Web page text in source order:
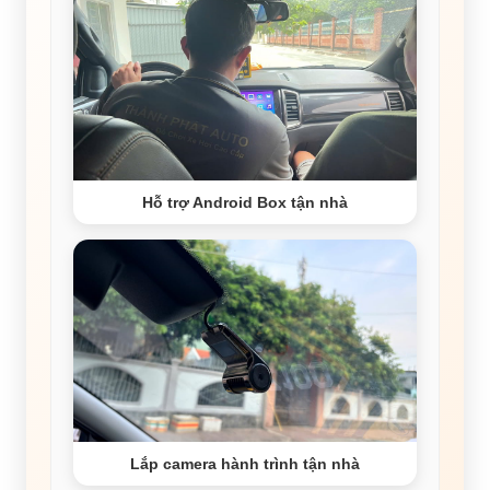
Hỗ trợ Android Box tận nhà
Lắp camera hành trình tận nhà